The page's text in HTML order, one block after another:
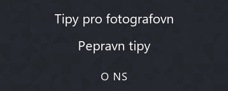
Tipy pro fotografovn
Pepravn tipy
O NS